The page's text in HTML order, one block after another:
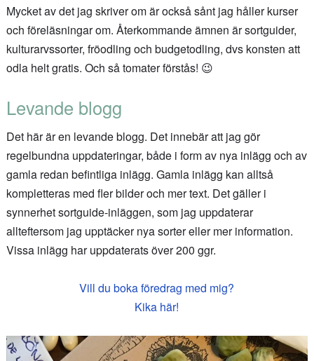
Mycket av det jag skriver om är också sånt jag håller kurser
och föreläsningar om. Återkommande ämnen är sortguider,
kulturarvssorter, fröodling och budgetodling, dvs konsten att
odla helt gratis. Och så tomater förstås! 😉
Levande blogg
Det här är en levande blogg. Det innebär att jag gör
regelbundna uppdateringar, både i form av nya inlägg och av
gamla redan befintliga inlägg. Gamla inlägg kan alltså
kompletteras med fler bilder och mer text. Det gäller i
synnerhet sortguide-inläggen, som jag uppdaterar
allteftersom jag upptäcker nya sorter eller mer information.
Vissa inlägg har uppdaterats över 200 ggr.
Vill du boka föredrag med mig?
Kika här!